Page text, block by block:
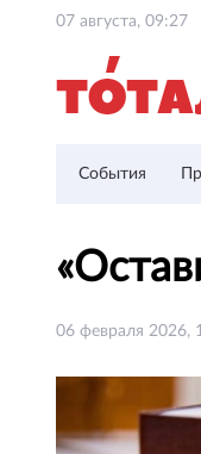
07 августа, 09:27
События
06 февраля 2026,